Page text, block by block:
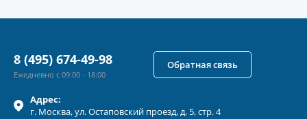
Адрес:
г. Москва, ул.Остаповский проезд, д. 5, стр. 4
8 (495) 674-49-98
Ежедневно с 09:00 - 18:00
Обратная связь